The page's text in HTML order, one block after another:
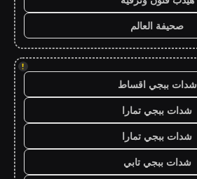
صحيفة العالم
!
شدات ببجي اقساط
شدات ببجي تمارا
شدات ببجي تمارا
شدات ببجي تابي